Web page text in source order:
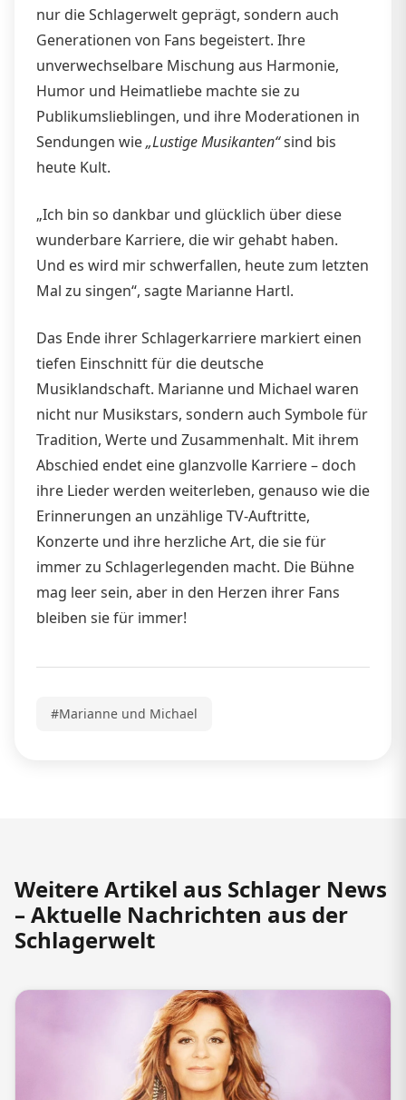
nur die Schlagerwelt geprägt, sondern auch
Generationen von Fans begeistert. Ihre
unverwechselbare Mischung aus Harmonie,
Humor und Heimatliebe machte sie zu
Publikumslieblingen, und ihre Moderationen in
Sendungen wie„Lustige Musikanten“sind bis
heute Kult.
„Ich bin so dankbar und glücklich über diese
wunderbare Karriere, die wir gehabt haben.
Und es wird mir schwerfallen, heute zum letzten
Mal zu singen“, sagte Marianne Hartl.
Das Ende ihrer Schlagerkarriere markiert einen
tiefen Einschnitt für die deutsche
Musiklandschaft. Marianne und Michael waren
nicht nur Musikstars, sondern auch Symbole für
Tradition, Werte und Zusammenhalt. Mit ihrem
Abschied endet eine glanzvolle Karriere – doch
ihre Lieder werden weiterleben, genauso wie die
Erinnerungen an unzählige TV-Auftritte,
Konzerte und ihre herzliche Art, die sie für
immer zu Schlagerlegenden macht. Die Bühne
mag leer sein, aber in den Herzen ihrer Fans
bleiben sie für immer!
#Marianne und Michael
Weitere Artikel aus Schlager News
– Aktuelle Nachrichten aus der
Schlagerwelt